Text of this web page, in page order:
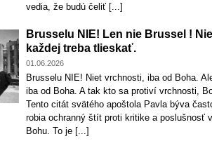
vedia, že budú čeliť [...]
Brusselu NIE! Len nie Brussel !
každej treba tlieskať.
01.06.2026
Brusselu NIE! Niet vrchnosti, iba od Boha.
iba od Boha. A tak kto sa protiví vrchnosti,
Tento citát svätého apoštola Pavla býva
robia ochranný štít proti kritike a poslušnosť
Bohu. To je [...]